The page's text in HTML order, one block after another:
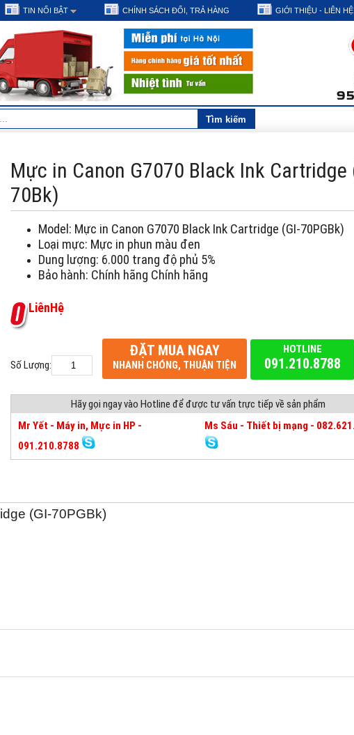
TIN NỔI BẬT CHÍNH SÁCH ĐỔI, TRẢ HÀNG GIỚI THIỆU - LIÊN HỆ
Mực in Canon G7070 Black Ink Cartridge
70Bk)
Model: Mực in Canon G7070 Black Ink Cartridge (GI-70PGBk)
Loại mực: Mực in phun màu đen
Dung lượng: 6.000 trang độ phủ 5%
Bảo hành: Chính hãng Chính hãng
LiênHệ
Số Lượng:
ĐẶT MUA NGAY
NHANH CHÓNG, THUẬN TIỆN
HOTLINE
091.210.8788
Hãy gọi ngay vào Hotline để được tư vấn trực tiếp về sản phẩm
Mr Yết - Máy in, Mực in HP -
091.210.8788
Ms Sáu - Thiết bị mạng -
(GI-70PGBk)